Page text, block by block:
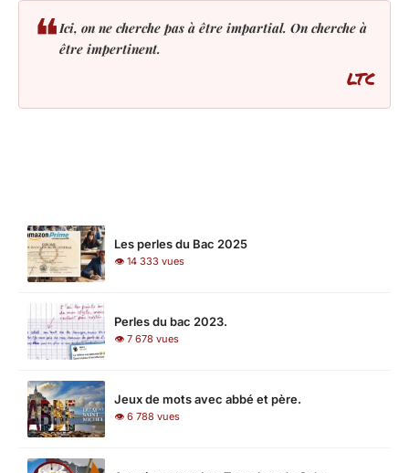
❝Ici, on ne cherche pas à être impartial. On cherche à
être impertinent.
LTC
Les perles du Bac 2025
👁 14 333 vues
Perles du bac 2023.
👁 7 678 vues
Jeux de mots avec abbé et père.
👁 6 788 vues